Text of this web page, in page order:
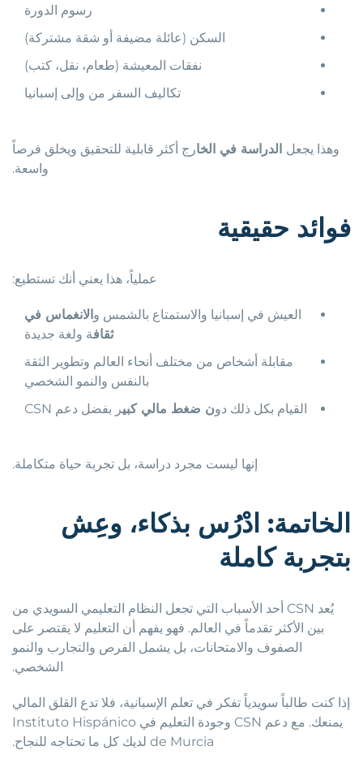
رسوم الدورة
السكن (عائلة مضيفة أو شقة مشتركة)
نفقات المعيشة (طعام، نقل، كتب)
تكاليف السفر من وإلى إسبانيا
وهذا يجعل الدراسة في الخارج أكثر قابلية للتحقيق ويخلق فرصاً
واسعة.
فوائد حقيقية
عملياً، هذا يعني أنك تستطيع:
العيش في إسبانيا والاستمتاع بالشمس والانغماس في
ثقافة ولغة جديدة
مقابلة أشخاص من مختلف أنحاء العالم وتطوير الثقة
بالنفس والنمو الشخصي
القيام بكل ذلك دون ضغط مالي كبير بفضل دعم CSN
إنها ليست مجرد دراسة، بل تجربة حياة متكاملة.
الخاتمة: ادْرُس بذكاء، وعِش
بتجربة كاملة
يُعد CSN أحد الأسباب التي تجعل النظام التعليمي السويدي من
بين الأكثر تقدماً في العالم. فهو يفهم أن التعليم لا يقتصر على
الصفوف والامتحانات، بل يشمل الفرص والتجارب والنمو
الشخصي.
إذا كنت طالباً سويدياً تفكر في تعلم الإسبانية، فلا تدع القلق المالي
يمنعك. مع دعم CSN وجودة التعليم في Instituto Hispánico
de Murcia لديك كل ما تحتاجه للنجاح.